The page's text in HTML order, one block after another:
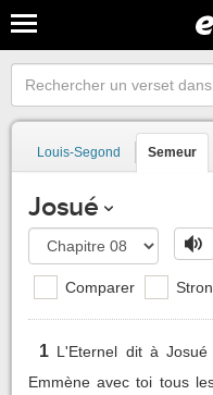
Louis-Segond Semeur
Josué
Comparer
1 L'Eternel dit à
Emmène avec toi tous